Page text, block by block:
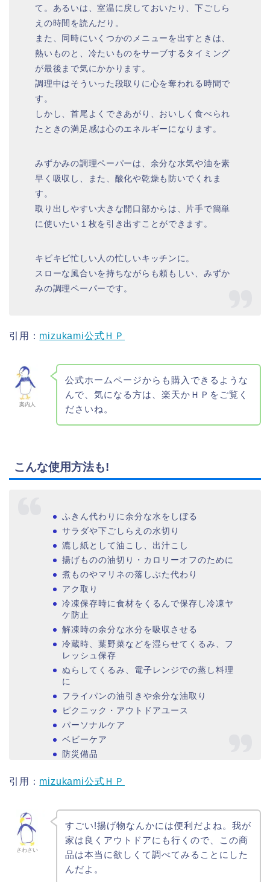
て。あるいは、室温に戻しておいたり、下ごしら
えの時間を読んだり。
また、同時にいくつかのメニューを出すときは、
熱いものと、冷たいものをサーブするタイミング
が最後まで気にかかります。
調理中はそういった段取りに心を奪われる時間で
す。
しかし、首尾よくできあがり、おいしく食べられ
たときの満足感は心のエネルギーになります。
みずかみの調理ペーパーは、余分な水気や油を素
早く吸収し、また、酸化や乾燥も防いでくれま
す。
取り出しやすい大きな開口部からは、片手で簡単
に使いたい１枚を引き出すことができます。
キビキビ忙しい人の忙しいキッチンに。
スローな風合いを持ちながらも頼もしい、みずか
みの調理ペーパーです。
引用： mizukami公式ＨＰ
案内人
公式ホームページからも購入できるような
んで、気になる方は、楽天かＨＰをご覧く
ださいね。
こんな使用方法も!
ふきん代わりに余分な水をしぼる
サラダや下ごしらえの水切り
漉し紙として油こし、出汁こし
揚げものの油切り・カロリーオフのために
煮ものやマリネの落しぶた代わり
アク取り
冷凍保存時に食材をくるんで保存し冷凍ヤ
ケ防止
解凍時の余分な水分を吸収させる
冷蔵時、葉野菜などを湿らせてくるみ、フ
レッシュ保存
ぬらしてくるみ、電子レンジでの蒸し料理
に
フライパンの油引きや余分な油取り
ピクニック・アウトドアユース
パーソナルケア
ベビーケア
防災備品
引用： mizukami公式ＨＰ
さわさい
すごい!揚げ物なんかには便利だよね。我が
家は良くアウトドアにも行くので、この商
品は本当に欲しくて調べてみることにした
んだよ。